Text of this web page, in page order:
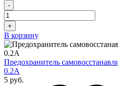
-
+
В корзину
Предохранитель
0.2A
5 руб.